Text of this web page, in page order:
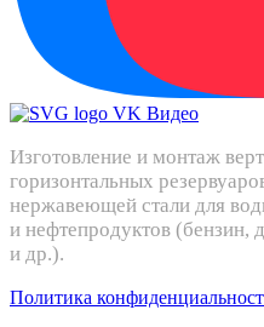
Изготовление и монтаж
горизонтальных
нержавеющей стали для
и нефтепродуктов (бензин,
и др.).
Политика